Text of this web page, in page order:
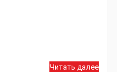
Читать далее